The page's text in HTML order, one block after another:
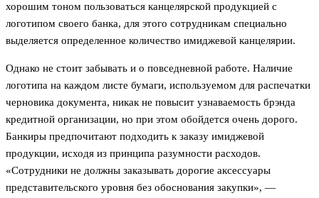
хорошим тоном пользоваться канцелярской продукцией с
логотипом своего банка, для этого сотрудникам специально
выделяется определенное количество имиджевой канцелярии.
Однако не стоит забывать и о повседневной работе. Наличие
логотипа на каждом листе бумаги, используемом для распечатки
черновика документа, никак не повысит узнаваемость брэнда
кредитной организации, но при этом обойдется очень дорого.
Банкиры предпочитают подходить к заказу имиджевой
продукции, исходя из принципа разумности расходов.
«Сотрудники не должны заказывать дорогие аксессуары
представительского уровня без обоснования закупки», —